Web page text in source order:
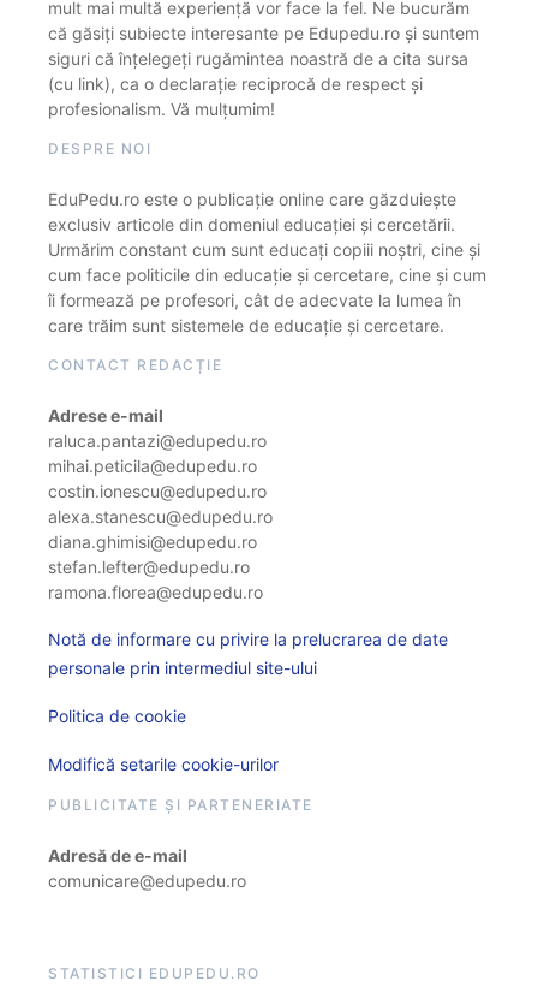
mult mai multă experiență vor face la fel. Ne bucurăm
că găsiți subiecte interesante pe Edupedu.ro și suntem
siguri că înțelegeți rugămintea noastră de a cita sursa
(cu link), ca o declarație reciprocă de respect și
profesionalism. Vă mulțumim!
DESPRE NOI
EduPedu.ro este o publicație online care găzduiește
exclusiv articole din domeniul educației și cercetării.
Urmărim constant cum sunt educați copiii noștri, cine și
cum face politicile din educație și cercetare, cine și cum
îi formează pe profesori, cât de adecvate la lumea în
care trăim sunt sistemele de educație și cercetare.
CONTACT REDACȚIE
Adrese e-mail
raluca.pantazi@edupedu.ro
mihai.peticila@edupedu.ro
costin.ionescu@edupedu.ro
alexa.stanescu@edupedu.ro
diana.ghimisi@edupedu.ro
stefan.lefter@edupedu.ro
ramona.florea@edupedu.ro
Notă de informare cu privire la prelucrarea de date
personale prin intermediul site-ului
Politica de cookie
Modifică setarile cookie-urilor
PUBLICITATE ȘI PARTENERIATE
Adresă de e-mail
comunicare@edupedu.ro
STATISTICI EDUPEDU.RO